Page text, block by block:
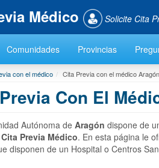
Médico Solicite Cita
Comunidades Provincias
con el médico Cita Previa con el médico Aragón
Con El
Autónoma de Aragón dispone de
Cita Previa Médico. En esta página le
disponen de un Hospital o Centros